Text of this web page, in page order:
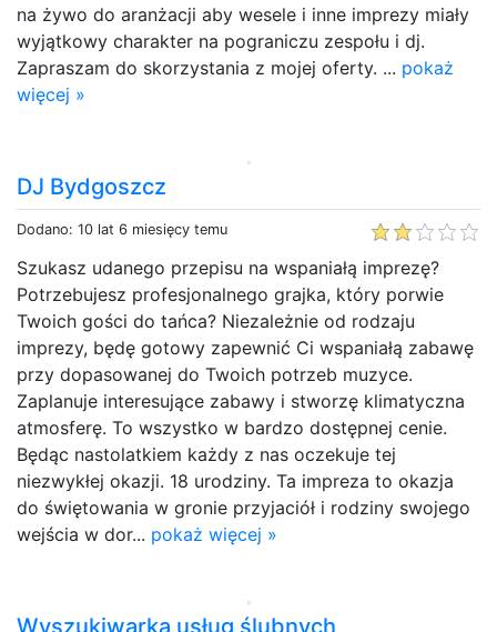
na żywo do aranżacji aby wesele i inne imprezy miały
wyjątkowy charakter na pograniczu zespołu i dj.
Zapraszam do skorzystania z mojej oferty. ... pokaż
więcej »
DJ Bydgoszcz
Dodano: 10 lat 6 miesięcy temu
Szukasz udanego przepisu na wspaniałą imprezę?
Potrzebujesz profesjonalnego grajka, który porwie
Twoich gości do tańca? Niezależnie od rodzaju
imprezy, będę gotowy zapewnić Ci wspaniałą zabawę
przy dopasowanej do Twoich potrzeb muzyce.
Zaplanuje interesujące zabawy i stworzę klimatyczna
atmosferę. To wszystko w bardzo dostępnej cenie.
Będąc nastolatkiem każdy z nas oczekuje tej
niezwykłej okazji. 18 urodziny. Ta impreza to okazja
do świętowania w gronie przyjaciół i rodziny swojego
wejścia w dor... pokaż więcej »
Wyszukiwarka usług ślubnych